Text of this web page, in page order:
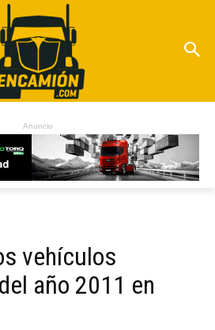
Anuncio
vehículos
año 2011 en